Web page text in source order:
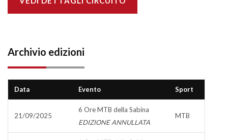
Archivio edizioni
Data Evento Sport
21/09/2025
6 Ore MTB della Sabina
EDIZIONE ANNULLATA
MTB